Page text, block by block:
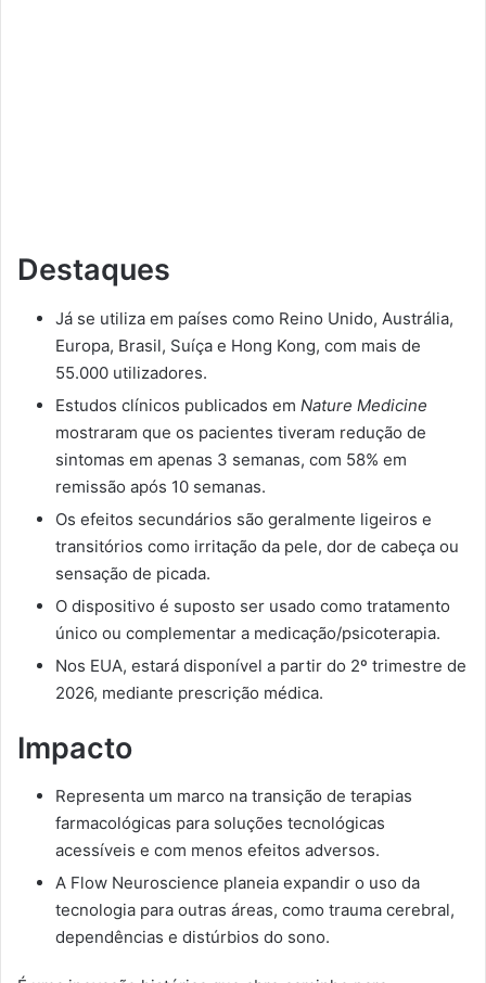
Destaques
Já se utiliza em países como Reino Unido, Austrália,
Europa, Brasil, Suíça e Hong Kong, com mais de
55.000 utilizadores.
Estudos clínicos publicados em Nature Medicine
mostraram que os pacientes tiveram redução de
sintomas em apenas 3 semanas, com 58% em
remissão após 10 semanas.
Os efeitos secundários são geralmente ligeiros e
transitórios como irritação da pele, dor de cabeça ou
sensação de picada.
O dispositivo é suposto ser usado como tratamento
único ou complementar a medicação/psicoterapia.
Nos EUA, estará disponível a partir do 2º trimestre de
2026, mediante prescrição médica.
Impacto
Representa um marco na transição de terapias
farmacológicas para soluções tecnológicas
acessíveis e com menos efeitos adversos.
A Flow Neuroscience planeia expandir o uso da
tecnologia para outras áreas, como trauma cerebral,
dependências e distúrbios do sono.